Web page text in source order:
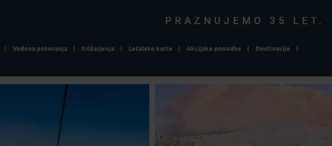
PRAZNUJEMO 35 LET.
Vodena potovanja Križarjenja Letalske karte Akcijske ponudbe Destinacije